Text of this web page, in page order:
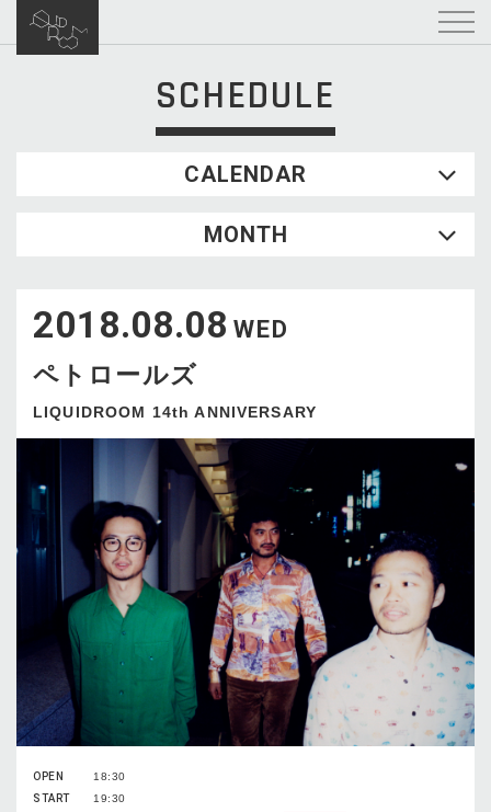
SCHEDULE
CALENDAR
WED
2
3 4 5
16
17 18
23
24 25 26 27
30
31
MONTH
2018.08.08 WED
ペトロールズ
LIQUIDROOM 14th ANNIVERSARY
OPEN
18:30
START
19:30